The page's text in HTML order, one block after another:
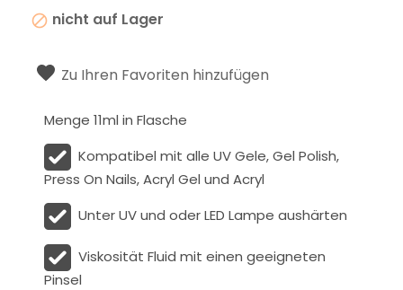
 nicht auf Lager
Zu Ihren Favoriten hinzufügen
Menge 11ml in Flasche
Kompatibel mit alle UV Gele, Gel Polish,
Press On Nails, Acryl Gel und Acryl
Unter UV und oder LED Lampe aushärten
ViskositätFluid mit einen geeigneten
Pinsel